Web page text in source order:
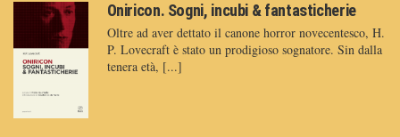
Oniricon. Sogni, incubi & fantasticherie
Oltre ad aver dettato il canone horror novecentesco, H.
P. Lovecraft è stato un prodigioso sognatore. Sin dalla
tenera età, [...]